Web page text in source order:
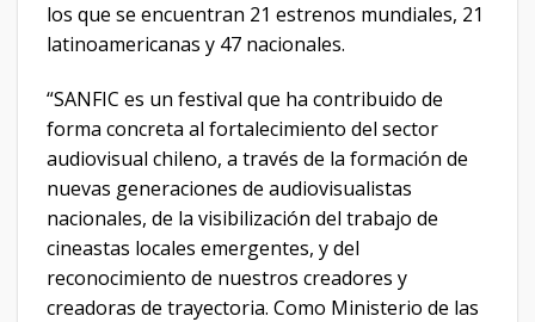
los que se encuentran 21 estrenos mundiales, 21
latinoamericanas y 47 nacionales.
“SANFIC es un festival que ha contribuido de
forma concreta al fortalecimiento del sector
audiovisual chileno, a través de la formación de
nuevas generaciones de audiovisualistas
nacionales, de la visibilización del trabajo de
cineastas locales emergentes, y del
reconocimiento de nuestros creadores y
creadoras de trayectoria. Como Ministerio de las